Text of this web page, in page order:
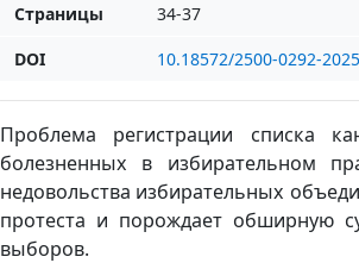
Страницы
34-37
DOI
10.18572/2500-0292-
Проблема регистрации списка
болезненных в избирательном
недовольства избирательных
протеста и порождает обширную
выборов.